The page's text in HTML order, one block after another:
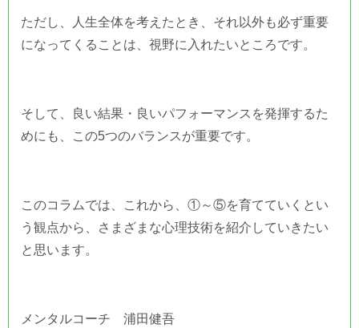
ただし、人生全体を考えたとき、それ以外も必ず重要
になってくることは、視野に入れたいところです。
そして、良い結果・良いパフォーマンスを発揮するた
めにも、この5つのバランスが重要です。
このコラムでは、これから、①～⑤を育てていくとい
う観点から、さまざまな心理技術を紹介していきたい
と思います。
メンタルコーチ 浦田健吾